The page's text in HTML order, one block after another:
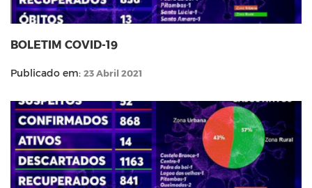
BOLETIM COVID-19
Publicado em: 23 Abril 2021